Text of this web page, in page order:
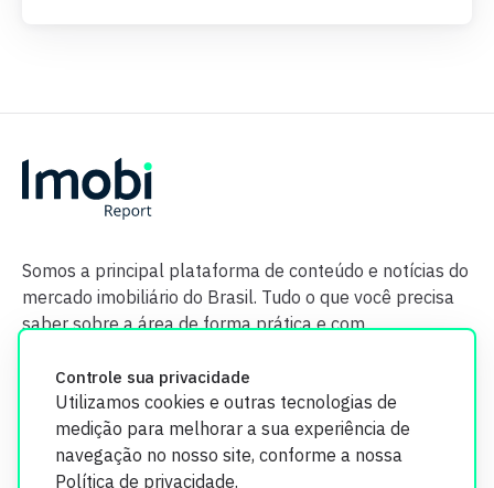
Controle sua privacidade
Utilizamos cookies e outras tecnologias de
medição para melhorar a sua experiência de
navegação no nosso site, conforme a nossa
Política de privacidade.
Somos a principal plataforma de conteúdo e notícias do
mercado imobiliário do Brasil. Tudo o que você precisa
saber sobre a área de forma prática e com